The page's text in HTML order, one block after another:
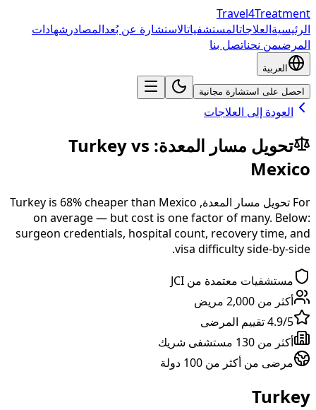
Travel4Treatment
الرئيسيةالعلاجاتالمستشفياتالاستشارة عن بُعدالمصادر شهادات
المرضىمن نحناتصل بنا
العربية
احصل على استشارة مجانية
العودة إلى العلاجات
تحويل مسار المعدة:
Turkeyvs
Mexico
For تحويل مسار المعدة,
Turkey is 68% cheaperthan Mexico
on average — but cost is one factor of many. Below:
surgeon credentials, hospital count, recovery time, and
visa difficulty side-by-side.
مستشفيات معتمدة من JCI
أكثر من 2,000 مريض
4.9/5 تقييم المرضى
أكثر من 130 مستشفى شريك
مرضى من أكثر من 100 دولة
Turkey